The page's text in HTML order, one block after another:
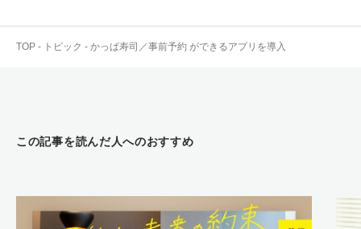
TOP - トピック - かっぱ寿司／事前予約 ができるアプリを導入
この記事を読んだ人へのおすすめ